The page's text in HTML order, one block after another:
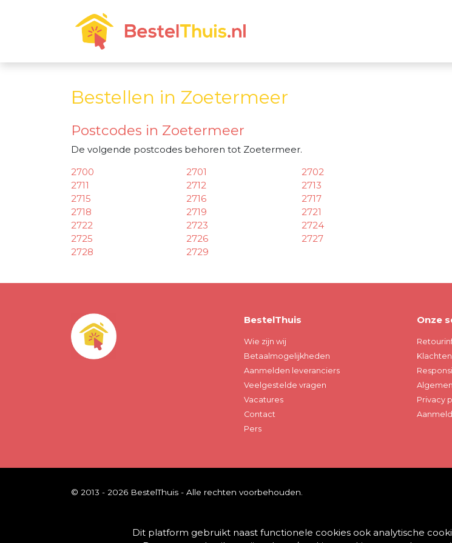
Bestellen in Zoetermeer
Postcodes in Zoetermeer
De volgende postcodes behoren tot Zoetermeer.
2700
2701
2702
2711
2712
2713
2715
2716
2717
2718
2719
2721
2722
2723
2724
2725
2726
2727
2728
2729
BestelThuis
Wie zijn wij
Betaalmogelijkheden
Aanmelden leveranciers
Veelgestelde vragen
Vacatures
Contact
Pers
Onze
Privacy
© 2013 - 2026 BestelThuis - Alle rechten voorbehouden.
Dit platform gebruikt naast functionele cookies ook analytische